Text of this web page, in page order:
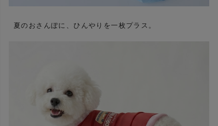
夏のおさんぽに、ひんやりを一枚プラス。